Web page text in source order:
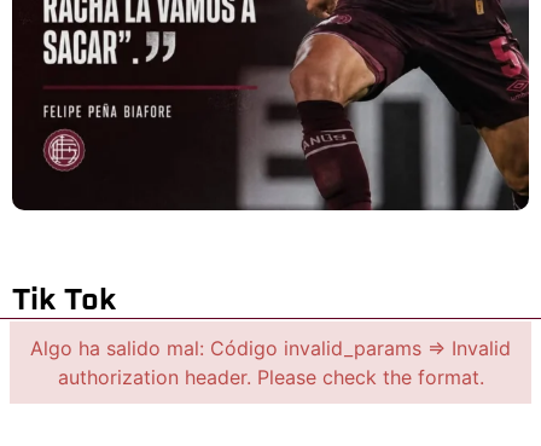
Tik Tok
Algo ha salido mal: Código invalid_params => Invalid
authorization header. Please check the format.